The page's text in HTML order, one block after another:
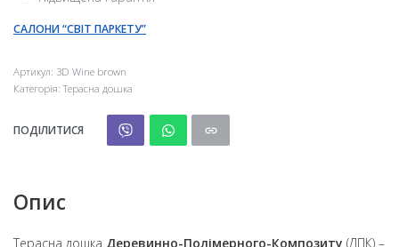
САЛОНИ “СВІТ ПАРКЕТУ”
Артикул: 3D Wine brown
Категорія:Терасна дошка
ПОДІЛИТИСЯ
Опис
Терасна дошка Деревинно-Полімерного-Композиту (ДПК) –